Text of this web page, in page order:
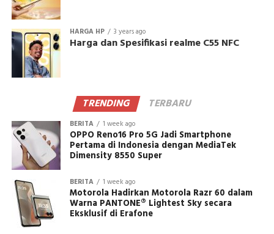
HARGA HP 3 years ago
Harga dan Spesifikasi realme C55 NFC
TRENDING TERBARU
BERITA 1 week ago
OPPO Reno16 Pro 5G Jadi Smartphone
Pertama di Indonesia dengan MediaTek
Dimensity 8550 Super
BERITA 1 week ago
Motorola Hadirkan Motorola Razr 60 dalam
Warna PANTONE® Lightest Sky secara
Eksklusif di Erafone